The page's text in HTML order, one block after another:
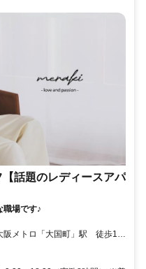
話題のレディースアパ
職場です♪
・賞与（業